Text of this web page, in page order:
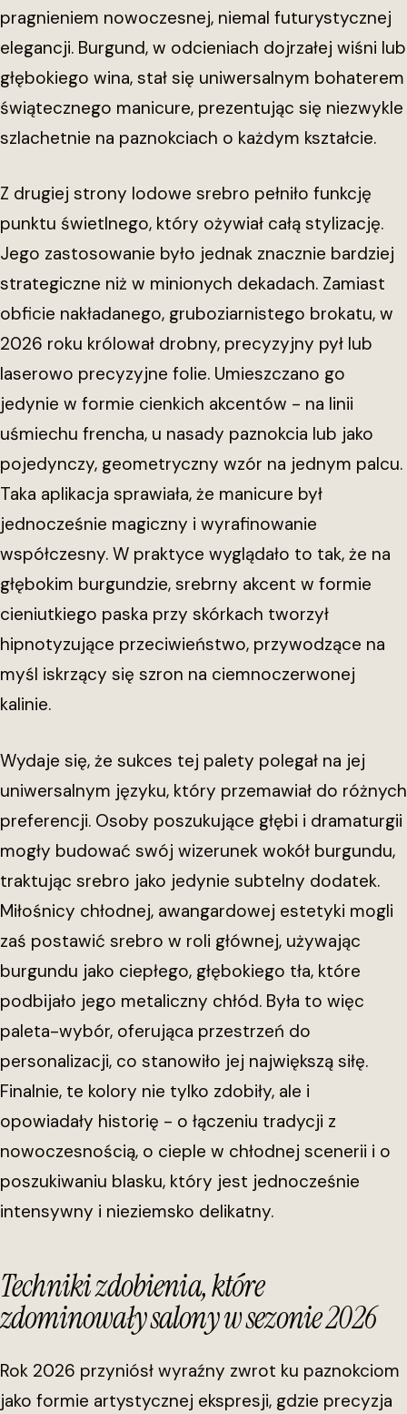
pragnieniem nowoczesnej, niemal futurystycznej
elegancji. Burgund, w odcieniach dojrzałej wiśni lub
głębokiego wina, stał się uniwersalnym bohaterem
świątecznego manicure, prezentując się niezwykle
szlachetnie na paznokciach o każdym kształcie.
Z drugiej strony lodowe srebro pełniło funkcję
punktu świetlnego, który ożywiał całą stylizację.
Jego zastosowanie było jednak znacznie bardziej
strategiczne niż w minionych dekadach. Zamiast
obficie nakładanego, gruboziarnistego brokatu, w
2026 roku królował drobny, precyzyjny pył lub
laserowo precyzyjne folie. Umieszczano go
jedynie w formie cienkich akcentów - na linii
uśmiechu frencha, u nasady paznokcia lub jako
pojedynczy, geometryczny wzór na jednym palcu.
Taka aplikacja sprawiała, że manicure był
jednocześnie magiczny i wyrafinowanie
współczesny. W praktyce wyglądało to tak, że na
głębokim burgundzie, srebrny akcent w formie
cieniutkiego paska przy skórkach tworzył
hipnotyzujące przeciwieństwo, przywodzące na
myśl iskrzący się szron na ciemnoczerwonej
kalinie.
Wydaje się, że sukces tej palety polegał na jej
uniwersalnym języku, który przemawiał do różnych
preferencji. Osoby poszukujące głębi i dramaturgii
mogły budować swój wizerunek wokół burgundu,
traktując srebro jako jedynie subtelny dodatek.
Miłośnicy chłodnej, awangardowej estetyki mogli
zaś postawić srebro w roli głównej, używając
burgundu jako ciepłego, głębokiego tła, które
podbijało jego metaliczny chłód. Była to więc
paleta-wybór, oferująca przestrzeń do
personalizacji, co stanowiło jej największą siłę.
Finalnie, te kolory nie tylko zdobiły, ale i
opowiadały historię - o łączeniu tradycji z
nowoczesnością, o cieple w chłodnej scenerii i o
poszukiwaniu blasku, który jest jednocześnie
intensywny i nieziemsko delikatny.
Techniki zdobienia, które
zdominowały salony w sezonie 2026
Rok 2026 przyniósł wyraźny zwrot ku paznokciom
jako formie artystycznej ekspresji, gdzie precyzja